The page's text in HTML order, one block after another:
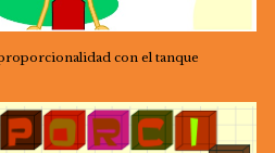
con el tanque